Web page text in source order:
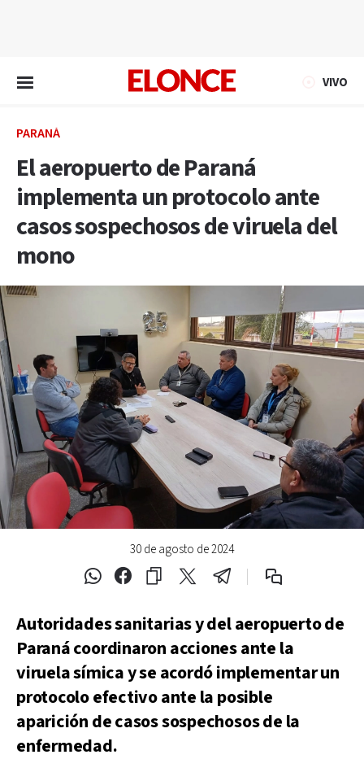
VIVO
PARANÁ
El aeropuerto de Paraná
implementa un protocolo ante
casos sospechosos de viruela del
mono
30 de agosto de 2024
Autoridades sanitarias y del aeropuerto de
Paraná coordinaron acciones ante la
viruela símica y se acordó implementar un
protocolo efectivo ante la posible
aparición de casos sospechosos de la
enfermedad.